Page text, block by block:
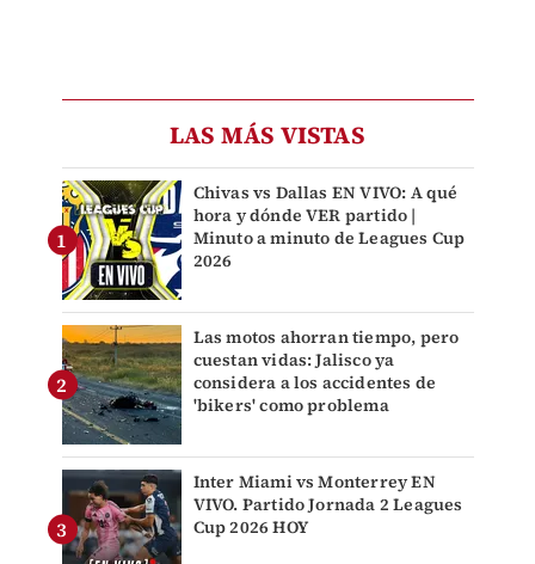
LAS MÁS VISTAS
Chivas vs Dallas EN VIVO: A qué
hora y dónde VER partido |
Minuto a minuto de Leagues Cup
2026
Las motos ahorran tiempo, pero
cuestan vidas: Jalisco ya
considera a los accidentes de
'bikers' como problema
Inter Miami vs Monterrey EN
VIVO. Partido Jornada 2 Leagues
Cup 2026 HOY